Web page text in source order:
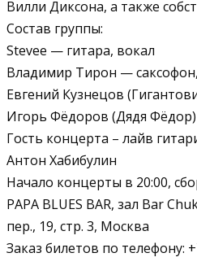
Вилли Диксона, а также
Состав группы:
Stevee — гитара, вокал
Владимир Тирон —
Евгений Кузнецов
Игорь Фёдоров (Дядя
Гость концерта – лайв
Антон Хабибулин
Начало концерты в 20:00,
PAPA BLUES BAR, зал Bar
пер., 19, стр. 3, Москва
Заказ билетов по телефону: